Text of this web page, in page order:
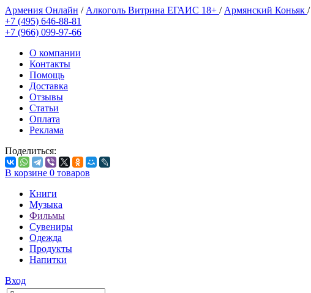
Армения Онлайн / Алкоголь Витрина ЕГАИС 18+ / Армянский Коньяк /
+7 (495) 646-88-81
+7 (966) 099-97-66
О компании
Контакты
Помощь
Доставка
Отзывы
Статьи
Оплата
Реклама
Поделиться:
В корзине 0 товаров
Книги
Музыка
Фильмы
Сувениры
Одежда
Продукты
Напитки
Вход